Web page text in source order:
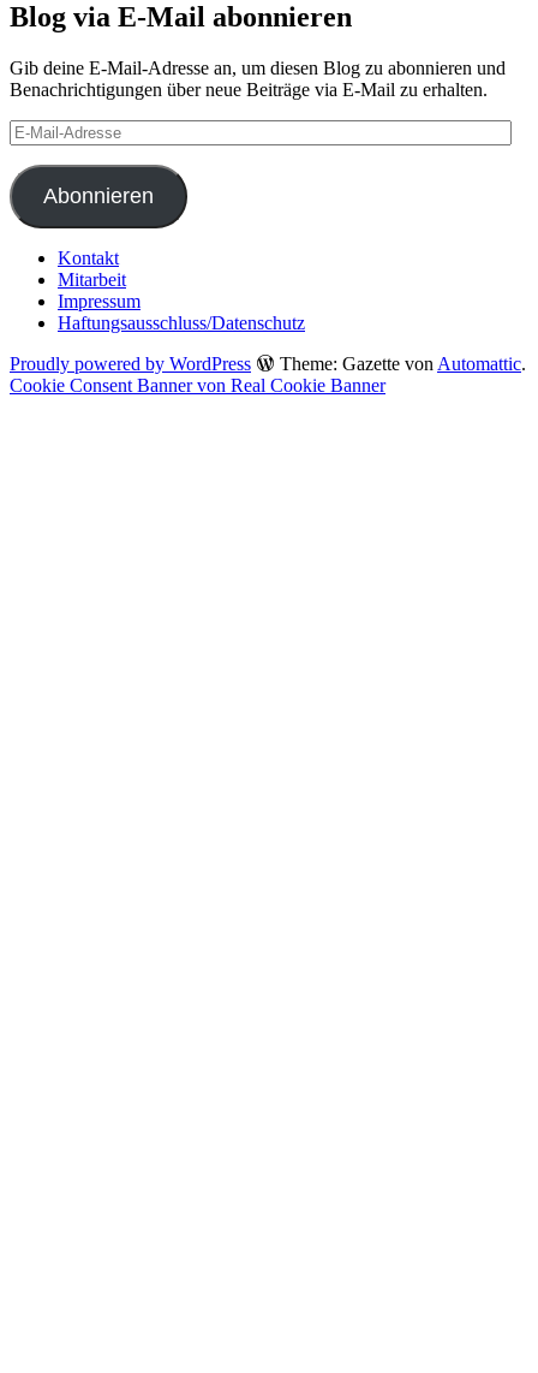
Blog via E-Mail abonnieren
Gib deine E-Mail-Adresse an, um diesen Blog zu abonnieren und
Benachrichtigungen über neue Beiträge via E-Mail zu erhalten.
E-
Mail-
Adresse
Abonnieren
Kontakt
Mitarbeit
Impressum
Haftungsausschluss/Datenschutz
Proudly powered by WordPress
Theme: Gazette von Automattic.
Cookie Consent Banner von Real Cookie Banner